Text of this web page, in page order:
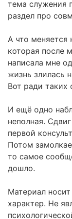
тема служения
раздел про
А что меняется
которая после
написала мне
жизнь злилась
Вот ради таких
И ещё одно
неполная.
первой
Потом
то самое
дошло.
Материал
характер. Не